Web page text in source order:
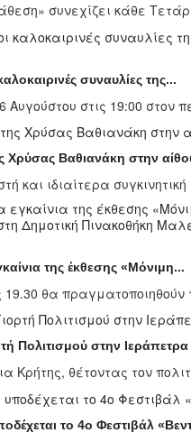
συνεχίζει κάθε
συναυλίες της...
Αυγούστου στις 19:00 στον
Χρύσας Βαθιανάκη στην
και ιδιαίτερα
της έκθεσης «Μόνιμη...
19.30 θα
Πολιτισμού στην Ιεράπετρα
Κρήτης, θέτοντας τον
το 4ο Φεστιβάλ